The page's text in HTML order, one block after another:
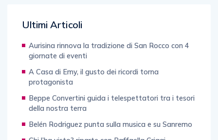
Ultimi Articoli
Aurisina rinnova la tradizione di San Rocco con 4
giornate di eventi
A Casa di Emy, il gusto dei ricordi torna
protagonista
Beppe Convertini guida i telespettatori tra i tesori
della nostra terra
Belén Rodriguez punta sulla musica e su Sanremo